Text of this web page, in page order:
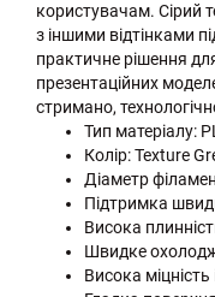
користувачам. Сірий
з іншими відтінками
практичне рішення
презентаційних
стримано,
Тип матеріалу:
Колір: Texture
Діаметр
Підтримка
Висока
Швидке
Висока